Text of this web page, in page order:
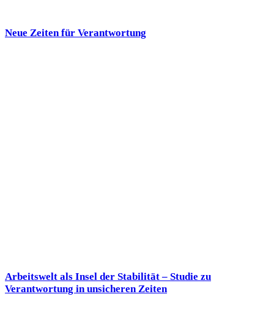
Neue Zeiten für Verantwortung
Arbeitswelt als Insel der Stabilität – Studie zu
Verantwortung in unsicheren Zeiten